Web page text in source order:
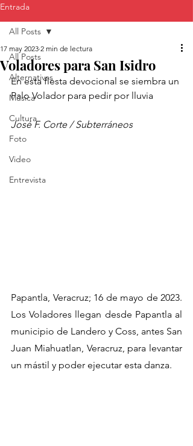
Entrada
All Posts
Alternativas
Música
Cultura
Foto
Video
Entrevista
All Posts
Voladores para San Isidro
17 may 2023 2 min de lectura
En esta fiesta devocional se siembra un
Palo Volador para pedir por lluvia
José F. Corte / Subterráneos
Papantla, Veracruz; 16 de mayo de 2023.
Los Voladores llegan desde Papantla al
municipio de Landero y Coss, antes San
Juan Miahuatlan, Veracruz, para levantar
un mástil y poder ejecutar esta danza.